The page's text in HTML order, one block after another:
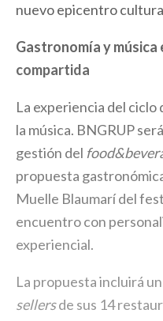
nuevo epicentro
Gastronomía y música
compartida
La experiencia del ciclo
la música. BNGRUP
gestión del
propuesta
Muelle Blaumarí del
encuentro con
experiencial.
La propuesta incluirá
sellersde sus 14